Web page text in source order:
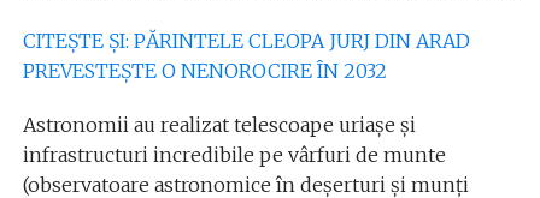
CITEȘTE ȘI: PĂRINTELE CLEOPA JURJ DIN ARAD
PREVESTEȘTE O NENOROCIRE ÎN 2032
Astronomii au realizat telescoape uriașe și
infrastructuri incredibile pe vârfuri de munte
(observatoare astronomice în deșerturi și munți